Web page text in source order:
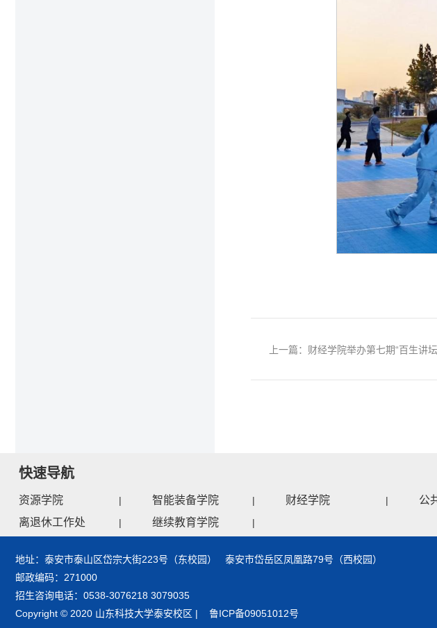
上一篇：财经学院举办第七期“百生
快速导航
资源学院 | 智能装备学院 | 财经学院 | 公
离退休工作处
| 继续教育学院 |
地址：泰安市泰山区岱宗大街223号（东校园） 泰安市岱岳区凤凰路79号（西校园）
邮政编码：271000
招生咨询电话：0538-3076218 3079035
Copyright © 2020 山东科技大学泰安校区 | 鲁ICP备09051012号